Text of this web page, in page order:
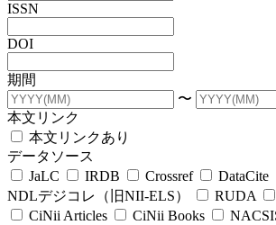
ISSN
DOI
期間
〜
本文リンク
本文リンクあり
データソース
JaLC
IRDB Crossref DataCite
NDLデジコレ（旧NII-ELS）
RUDA
CiNii Articles
CiNii Books